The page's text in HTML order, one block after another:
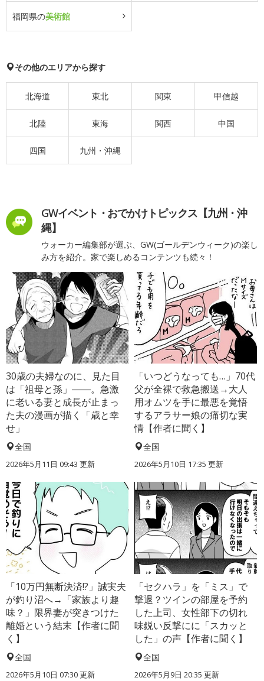
福岡県の美術館
その他のエリアから探す
北海道 東北 関東 甲信越
北陸 東海 関西 中国
四国 九州・沖縄
GWイベント・おでかけトピックス【九州・沖
縄】
ウォーカー編集部が選ぶ、GW(ゴールデンウィーク)の楽し
み方を紹介。家で楽しめるコンテンツも続々！
30歳の夫婦なのに、見た目
は「祖母と孫」――。急激
に老いる妻と成長が止まっ
た夫の漫画が描く「歳と幸
せ」
全国
2026年5月11日 09:43 更新
「いつどうなっても…」70代
父が全裸で救急搬送→大人
用オムツを手に最悪を覚悟
するアラサー娘の痛切な実
情【作者に聞く】
全国
2026年5月10日 17:35 更新
「10万円無断決済!?」誠実夫
が釣り沼へ→「家族より趣
味？」限界妻が突きつけた
離婚という結末【作者に聞
く】
全国
2026年5月10日 07:30 更新
「セクハラ」を「ミス」で
撃退？ツインの部屋を予約
した上司、女性部下の切れ
味鋭い反撃にに「スカッと
した」の声【作者に聞く】
全国
2026年5月9日 20:35 更新